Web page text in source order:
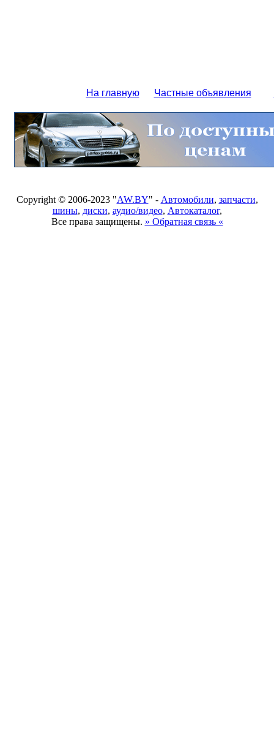
На главную Частные объявления
Copyright © 2006-2023 "AW.BY" - Автомобили, запчасти,
шины, диски, аудио/видео, Автокаталог,
Все права защищены. » Обратная связь «